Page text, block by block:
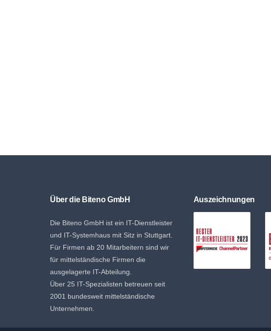
Über die Biteno GmbH
Die Biteno GmbH ist ein IT-Dienstleister
und IT-Systemhaus mit Sitz in Stuttgart.
Für Firmen ab 20 Mitarbeitern sind wir
für mittelständische Firmen die
ausgelagerte IT-Abteilung.
Über 25 IT-Spezialisten betreuen seit
2001 bundesweit mittelständische
Unternehmen.
Auszeichnungen